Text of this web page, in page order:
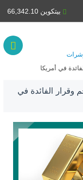
بيتكوين 66,342.10
في أمريكا
وقرار الفائدة في